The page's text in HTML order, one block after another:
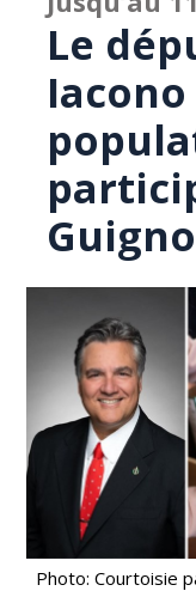
Le
Photo: Courtoisie